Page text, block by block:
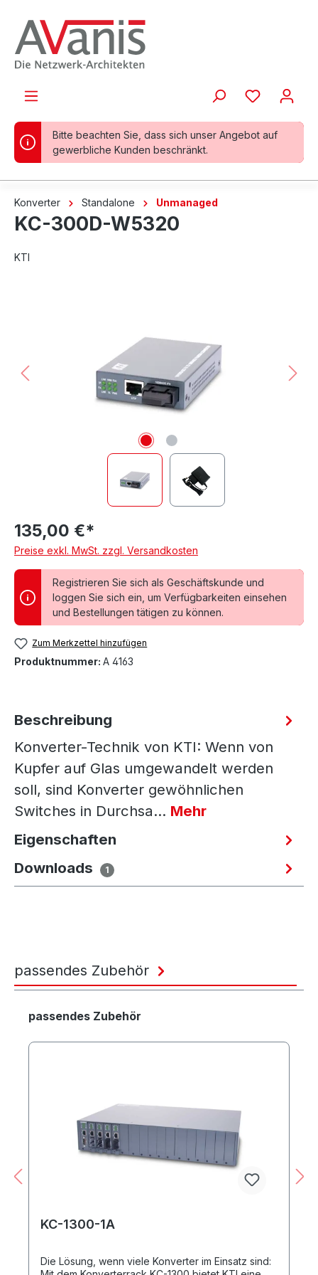
Bitte beachten Sie, dass sich unser Angebot auf
gewerbliche Kunden beschränkt.
Konverter Standalone Unmanaged
KC-300D-W5320
KTI
135,00 €*
Preise exkl. MwSt. zzgl. Versandkosten
Registrieren Sie sich als Geschäftskunde und
loggen Sie sich ein, um Verfügbarkeiten einsehen
und Bestellungen tätigen zu können.
Zum Merkzettel hinzufügen
Produktnummer: A 4163
Beschreibung
Konverter-Technik von KTI: Wenn von
Kupfer auf Glas umgewandelt werden
soll, sind Konverter gewöhnlichen
Switches in Durchsa… Mehr
Eigenschaften
Downloads
1
passendes Zubehör
Produktgalerie überspringen
passendes Zubehör
KC-1300-1A
Die Lösung, wenn viele Konverter im Einsatz sind: